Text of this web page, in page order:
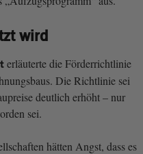
wird
erläuterte die Förderrichtlinie
Die Richtlinie sei
deutlich erhöht – nur
sei.
hätten Angst, dass es